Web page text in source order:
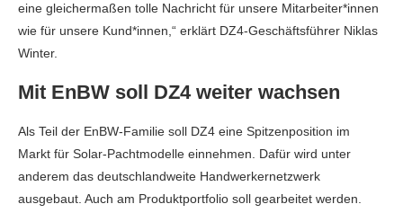
eine gleichermaßen tolle Nachricht für unsere Mitarbeiter*innen
wie für unsere Kund*innen,“ erklärt DZ4-Geschäftsführer Niklas
Winter.
Mit EnBW soll DZ4 weiter wachsen
Als Teil der EnBW-Familie soll DZ4 eine Spitzenposition im
Markt für Solar-Pachtmodelle einnehmen. Dafür wird unter
anderem das deutschlandweite Handwerkernetzwerk
ausgebaut. Auch am Produktportfolio soll gearbeitet werden.